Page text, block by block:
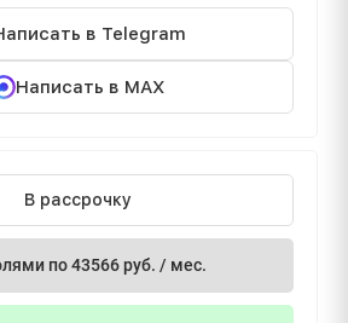
в Telegram
Написать в MAX
В рассрочку
по 43566 руб. / мес.